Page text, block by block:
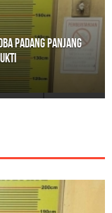
Padang Panjang